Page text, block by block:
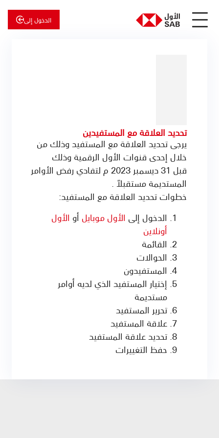
الدخول إلى
تحديد العلاقة مع المستفيدين
يرجى تحديد العلاقة مع المستفيد وذلك من
خلال إحدى قنوات الأول الرقمية وذلك
قبل 31 ديسمبر 2023 م لتفادي رفض الأوامر
المستديمة مستقبلاً .
خطوات تحديد العلاقة مع المستفيد:
الدخول إلى الأول موبايلأو الأول
أونلاين
القائمة
الحوالات
المستفيدون
إختيار المستفيد الذي لديه أوامر
مستديمة
تحرير المستفيد
علاقة المستفيد
تحديد علاقة المستفيد
حفظ التغييرات